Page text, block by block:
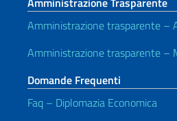
Amministrazione trasparente –
Amministrazione trasparente –
Domande Frequenti
Faq – Diplomazia Economica